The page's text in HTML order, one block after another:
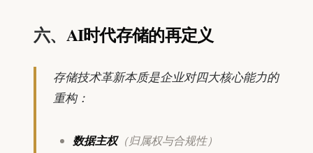
六、 AI时代存储的再定义
存储技术革新本质是企业对四大核心能力的
重构：
数据主权（归属权与合规性）